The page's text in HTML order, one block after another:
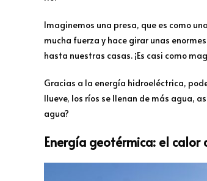
Imaginemos una presa, que es como
mucha fuerza y hace girar unas
hasta nuestras casas. ¡Es casi como
Gracias a la energía hidroeléctrica,
llueve, los ríos se llenan de más agua,
agua?
Energía geotérmica: el calor